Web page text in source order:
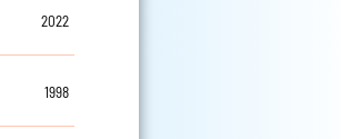
2022
1998